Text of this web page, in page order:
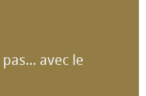
avec le